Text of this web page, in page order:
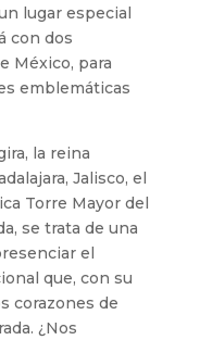
lugar especial
con dos
México, para
emblemáticas
la reina
Jalisco, el
Torre Mayor del
se trata de una
el
que, con su
corazones de
¿Nos